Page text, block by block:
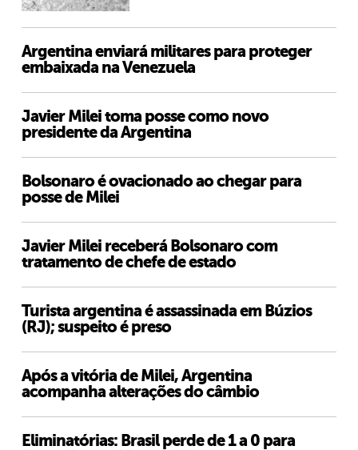
Argentina enviará militares para proteger
embaixada na Venezuela
Javier Milei toma posse como novo
presidente da Argentina
Bolsonaro é ovacionado ao chegar para
posse de Milei
Javier Milei receberá Bolsonaro com
tratamento de chefe de estado
Turista argentina é assassinada em Búzios
(RJ); suspeito é preso
Após a vitória de Milei, Argentina
acompanha alterações do câmbio
Eliminatórias: Brasil perde de 1 a 0 para